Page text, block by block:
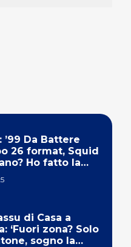
’99 Da Battere
26 format, Squid
Ho fatto la
di Casa a
‘Fuori zona? Solo
sogno la